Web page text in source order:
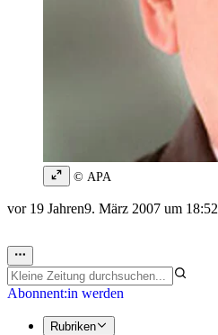
© APA
vor 19 Jahren9. März 2007 um 18:52
Abonnent:in werden
Rubriken